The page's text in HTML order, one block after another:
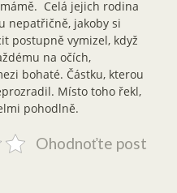
Celá jejich rodina
nepatřičně, jakoby si
postupně vymizel, když
na očích,
bohaté. Částku, kterou
Místo toho řekl,
pohodlně.
Ohodnoťte post